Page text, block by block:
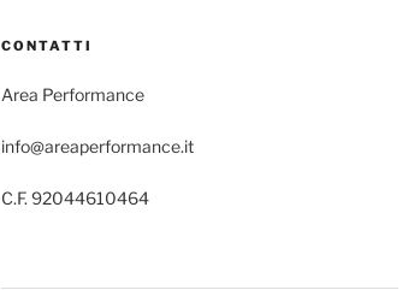
CONTATTI
Area Performance
info@areaperformance.it
C.F. 92044610464